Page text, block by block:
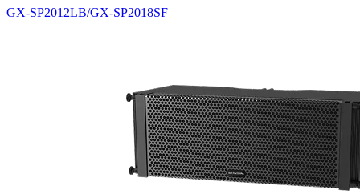
GX-SP2012LB/GX-SP2018SF